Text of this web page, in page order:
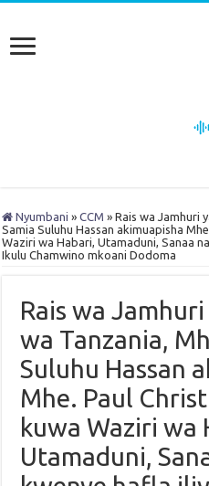
Nyumbani » CCM » Rais wa Jamhuri
Samia Suluhu Hassan akimuapisha
Waziri wa Habari, Utamaduni, Sanaa
Ikulu Chamwino mkoani Dodoma
Rais wa
wa Tanzania,
Suluhu Hassan
Mhe. Paul
kuwa Waziri wa
Utamaduni,